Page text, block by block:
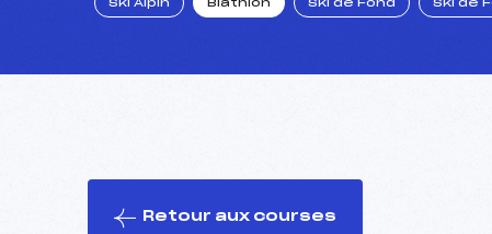
Ski Alpin Biathlon Ski de Fond Ski de
Retour aux courses